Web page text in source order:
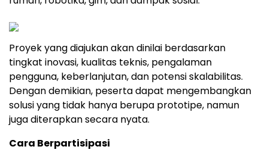
Proyek yang diajukan akan dinilai berdasarkan
tingkat inovasi, kualitas teknis, pengalaman
pengguna, keberlanjutan, dan potensi skalabilitas.
Dengan demikian, peserta dapat mengembangkan
solusi yang tidak hanya berupa prototipe, namun
juga diterapkan secara nyata.
Cara Berpartisipasi